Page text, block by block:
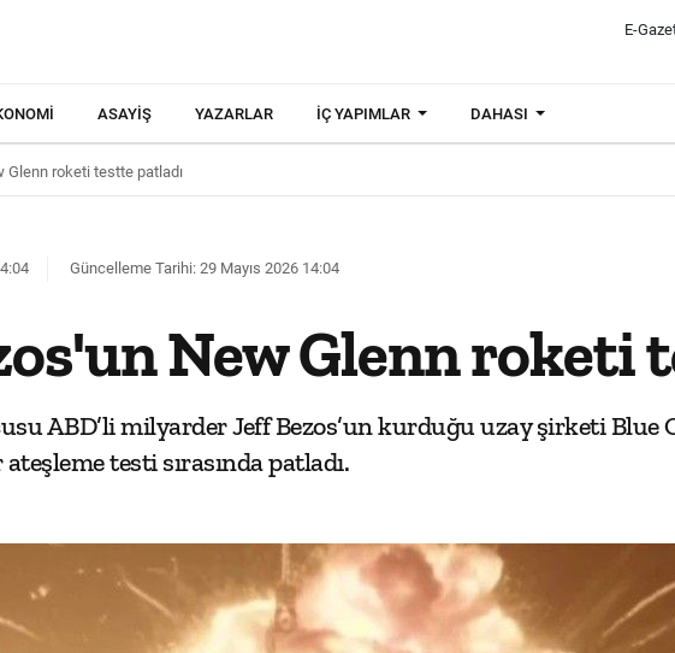
E-
ASAYIŞ YAZARLAR İÇ YAPIMLAR DAHASI
roketi testte patladı
Güncelleme Tarihi: 29 Mayıs 2026 14:04
New Glenn roketi
ABD’li milyarder Jeff Bezos’un kurduğu uzay şirketi Blue
testi sırasında patladı.